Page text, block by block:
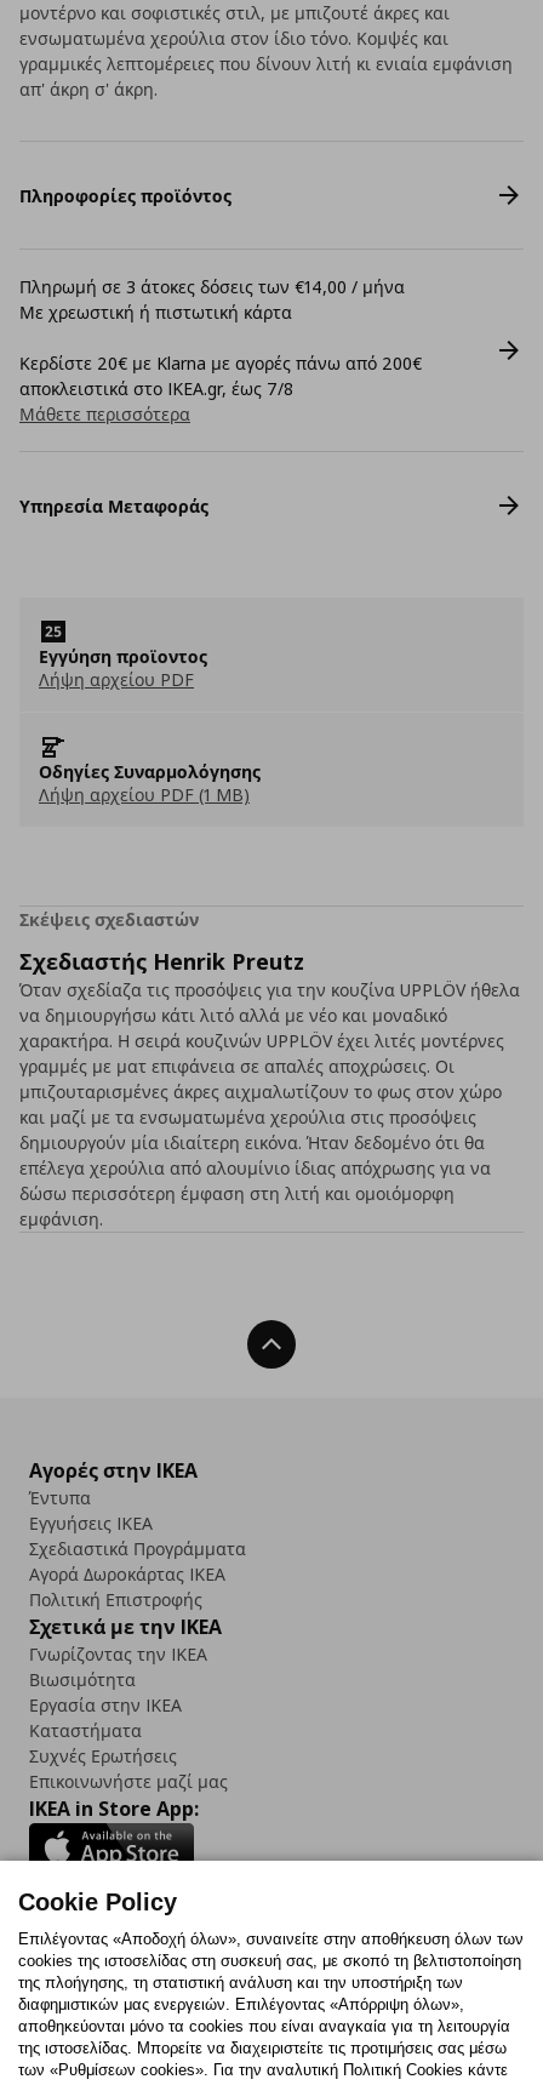
μοντέρνο και σοφιστικές στιλ, με μπιζουτέ άκρες και
ενσωματωμένα χερούλια στον ίδιο τόνο. Κομψές και
γραμμικές λεπτομέρειες που δίνουν λιτή κι ενιαία εμφάνιση
απ' άκρη σ' άκρη.
Πληροφορίες προϊόντος
Πληρωμή σε 3 άτοκες δόσεις των €14,00 / μήνα
Με χρεωστική ή πιστωτική κάρτα
Κερδίστε 20€ με Klarna με αγορές πάνω από 200€
αποκλειστικά στο IKEA.gr, έως 7/8
Μάθετε περισσότερα
Υπηρεσία Μεταφοράς
Εγγύηση προϊοντος
Λήψη αρχείου PDF
Οδηγίες Συναρμολόγησης
Λήψη αρχείου PDF (1 MB)
Σκέψεις σχεδιαστών
Σχεδιαστής Henrik Preutz
Όταν σχεδίαζα τις προσόψεις για την κουζίνα UPPLÖV ήθελα
να δημιουργήσω κάτι λιτό αλλά με νέο και μοναδικό
χαρακτήρα. Η σειρά κουζινών UPPLÖV έχει λιτές μοντέρνες
γραμμές με ματ επιφάνεια σε απαλές αποχρώσεις. Οι
μπιζουταρισμένες άκρες αιχμαλωτίζουν το φως στον χώρο
και μαζί με τα ενσωματωμένα χερούλια στις προσόψεις
δημιουργούν μία ιδιαίτερη εικόνα. Ήταν δεδομένο ότι θα
επέλεγα χερούλια από αλουμίνιο ίδιας απόχρωσης για να
δώσω περισσότερη έμφαση στη λιτή και ομοιόμορφη
εμφάνιση.
Back To Top
Αγορές στην IKEA
Έντυπα
Εγγυήσεις IKEA
Σχεδιαστικά Προγράμματα
Αγορά Δωρoκάρτας IKEA
Πολιτική Επιστροφής
Σχετικά με την IKEA
Γνωρίζοντας την IKEA
Βιωσιμότητα
Εργασία στην IKEA
Καταστήματα
Συχνές Ερωτήσεις
Επικοινωνήστε μαζί μας
IKEA in Store App:
Follow us:
FacebookInstagram
TikTokYoutubePinterestTwitter
Cookie Policy
Επιλέγοντας «Αποδοχή όλων», συναινείτε στην αποθήκευση όλων των
cookies της ιστοσελίδας στη συσκευή σας, με σκοπό τη βελτιστοποίηση
της πλοήγησης, τη στατιστική ανάλυση και την υποστήριξη των
διαφημιστικών μας ενεργειών. Επιλέγοντας «Απόρριψη όλων»,
αποθηκεύονται μόνο τα cookies που είναι αναγκαία για τη λειτουργία
της ιστοσελίδας. Μπορείτε να διαχειριστείτε τις προτιμήσεις σας μέσω
των «Ρυθμίσεων cookies». Για την αναλυτική Πολιτική Cookies κάντε